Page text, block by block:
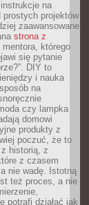
na
prostych projektów
zaawansowane
strona z
którego
się pytanie
DIY to
i nauka
na
czy lampka
domowi
produkty z
poczuć, że to
z historią, z
z czasem
nie wadę. Istotną
też proces, a nie
potrafi działać jak